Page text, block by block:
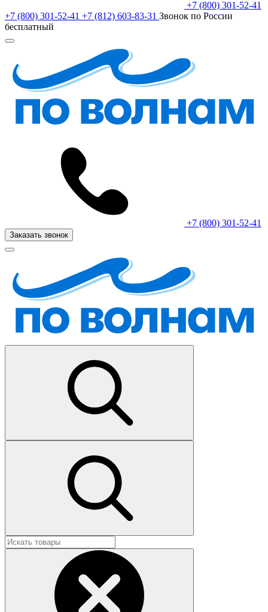
+7 (800) 301-52-41
+7 (800) 301-52-41 +7 (812) 603-83-31 Звонок по России
бесплатный
+7 (800) 301-52-41
Заказать звонок